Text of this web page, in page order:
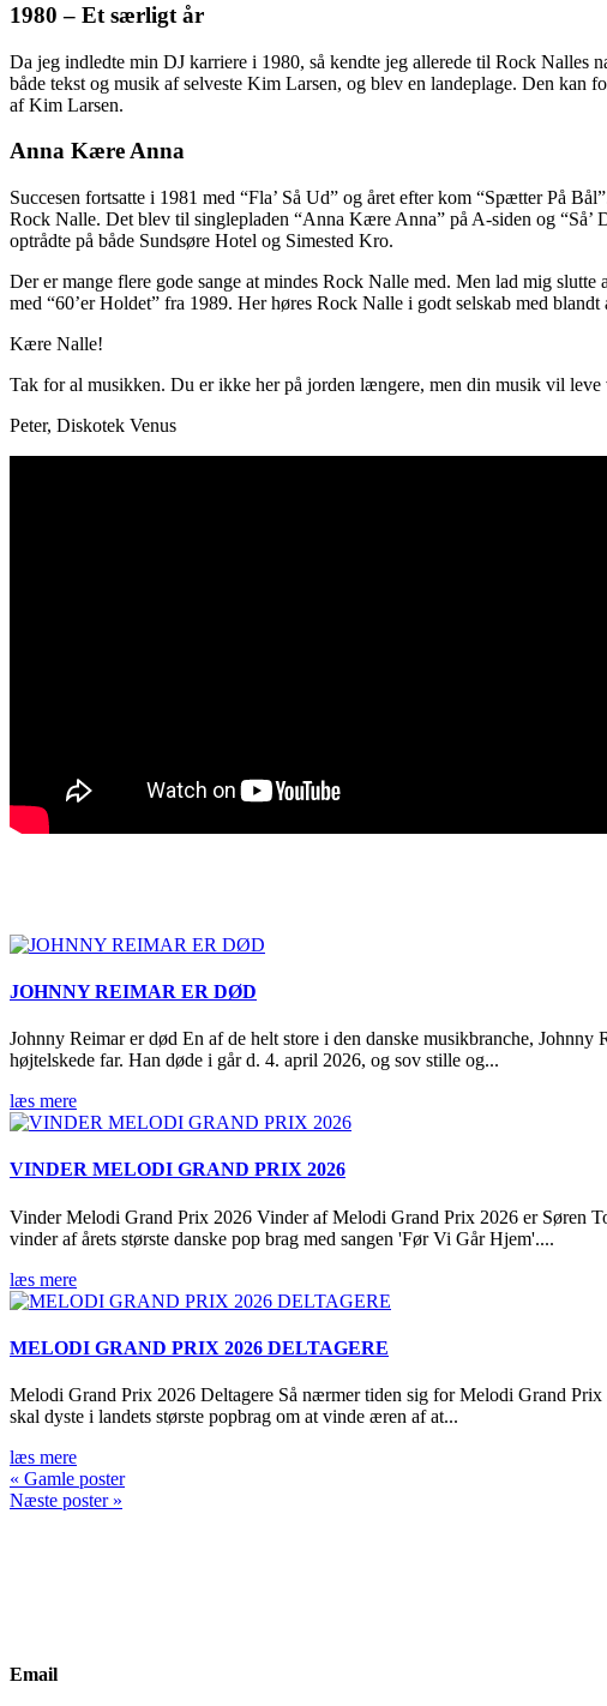
1980 – Et særligt år
Da jeg indledte min DJ karriere i 1980, så kendte jeg allerede til Rock Nalles
både tekst og musik af selveste Kim Larsen, og blev en landeplage. Den kan
af Kim Larsen.
Anna Kære Anna
Succesen fortsatte i 1981 med “Fla’ Så Ud” og året efter kom “Spætter På
Rock Nalle. Det blev til singlepladen “Anna Kære Anna” på A-siden og
optrådte på både Sundsøre Hotel og Simested Kro.
Der er mange flere gode sange at mindes Rock Nalle med. Men lad mig
med “60’er Holdet” fra 1989. Her høres Rock Nalle i godt selskab med
Kære Nalle!
Tak for al musikken. Du er ikke her på jorden længere, men din musik vil
Peter, Diskotek Venus
JOHNNY REIMAR ER DØD
Johnny Reimar er død En af de helt store i den danske musikbranche,
højtelskede far. Han døde i går d. 4. april 2026, og sov stille og...
læs mere
VINDER MELODI GRAND PRIX 2026
Vinder Melodi Grand Prix 2026 Vinder af Melodi Grand Prix 2026 er Søren
vinder af årets største danske pop brag med sangen 'Før Vi Går Hjem'....
læs mere
MELODI GRAND PRIX 2026 DELTAGERE
Melodi Grand Prix 2026 Deltagere Så nærmer tiden sig for Melodi Grand
skal dyste i landets største popbrag om at vinde æren af at...
læs mere
« Gamle poster
Næste poster »
Email